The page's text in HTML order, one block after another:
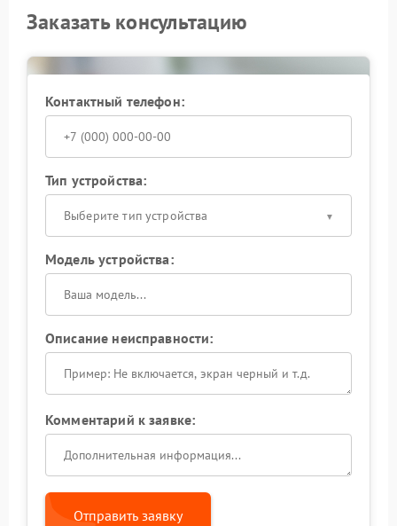
Заказать консультацию
Контактный телефон:
Тип устройства:
Выберите тип устройства
Модель устройства:
Описание неисправности:
Комментарий к заявке:
Отправить заявку